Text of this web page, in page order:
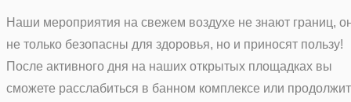
Наши мероприятия на свежем воздухе не знают границ,
не только безопасны для здоровья, но и приносят пользу!
После активного дня на наших открытых площадках вы
сможете расслабиться в банном комплексе или